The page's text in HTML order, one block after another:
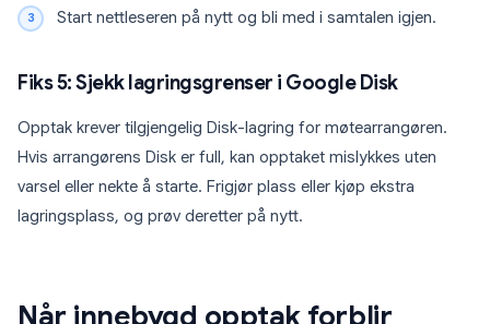
Start nettleseren på nytt og bli med i samtalen igjen.
Fiks 5: Sjekk lagringsgrenser i Google Disk
Opptak krever tilgjengelig Disk-lagring for møtearrangøren.
Hvis arrangørens Disk er full, kan opptaket mislykkes uten
varsel eller nekte å starte. Frigjør plass eller kjøp ekstra
lagringsplass, og prøv deretter på nytt.
Når innebygd opptak forblir